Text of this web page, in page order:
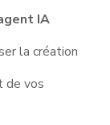
IA
la création
de vos